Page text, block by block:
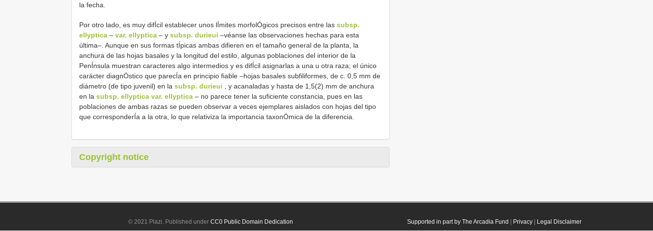
la fecha.
Por otro lado, es muy difÍcil establecer unos lÍmites morfolÓgicos precisos entre las subsp.
ellyptica – var. ellyptica – y subsp. durieui –véanse las observaciones hechas para esta
última–. Aunque en sus formas tÍpicas ambas difieren en el tamaño general de la planta, la
anchura de las hojas basales y la longitud del estilo, algunas poblaciones del interior de la
PenÍnsula muestran caracteres algo intermedios y es difÍcil asignarlas a una u otra raza; el único
carácter diagnÓstico que parecÍa en principio fiable –hojas basales subfiliformes, de c. 0,5 mm de
diámetro (de tipo juvenil) en la subsp. durieui , y acanaladas y hasta de 1,5(2) mm de anchura
en la subsp. ellyptica var. ellyptica – no parece tener la suficiente constancia, pues en las
poblaciones de ambas razas se pueden observar a veces ejemplares aislados con hojas del tipo
que corresponderÍa a la otra, lo que relativiza la importancia taxonÓmica de la diferencia.
Copyright notice
Supported in part by The Arcadia Fund Privacy| Legal Disclaimer
© 2021 Plazi. Published underCC0 Public Domain Dedication